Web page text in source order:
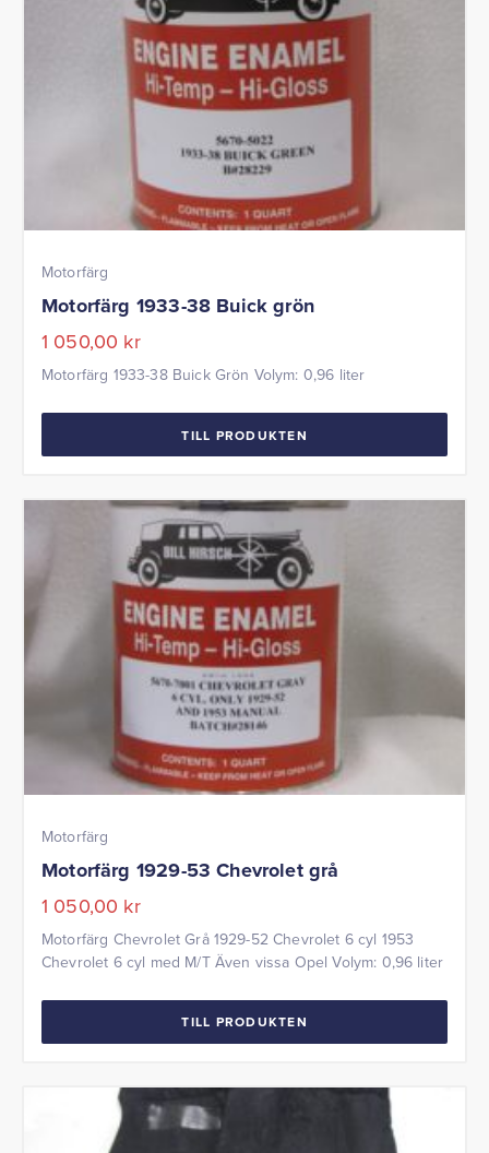
Motorfärg
Motorfärg 1933-38 Buick grön
1 050,00 kr
Motorfärg 1933-38 Buick Grön Volym: 0,96 liter
TILL PRODUKTEN
Motorfärg
Motorfärg 1929-53 Chevrolet grå
1 050,00 kr
Motorfärg Chevrolet Grå 1929-52 Chevrolet 6 cyl 1953
Chevrolet 6 cyl med M/T Även vissa Opel Volym: 0,96 liter
TILL PRODUKTEN